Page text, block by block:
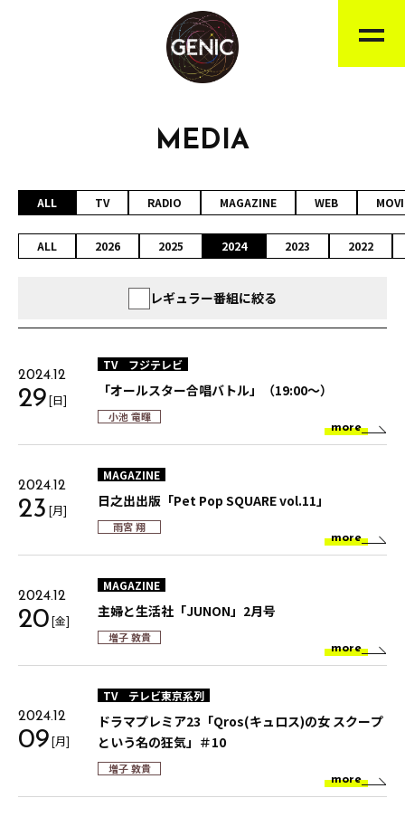
MEDIA
ALL TV RADIO MAGAZINE WEB
ALL 2026 2025 2024 2023 2022
レギュラー番組に絞る
2024.12
29[日]
TV フジテレビ
「オールスター合唱バトル」（19:00～）
小池 竜暉
more
2024.12
23 [月]
MAGAZINE
日之出出版「Pet Pop SQUARE vol.11」
雨宮 翔
more
2024.12
20[金]
MAGAZINE
主婦と生活社「JUNON」2月号
増子 敦貴
more
2024.12
09[月]
TV テレビ東京系列
ドラマプレミア23「Qros(キュロス)の女 スクープ
という名の狂気」＃10
増子 敦貴
more